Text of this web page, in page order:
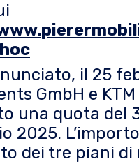
il 25
GmbH e
una quota del
2025.
dei tre piani